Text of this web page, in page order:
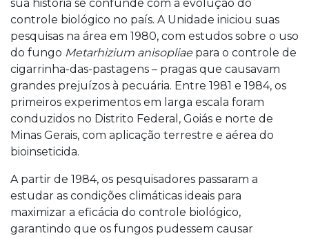
sua história se confunde com a evolução do
controle biológico no país. A Unidade iniciou suas
pesquisas na área em 1980, com estudos sobre o uso
do fungo Metarhizium anisopliaepara o controle de
cigarrinha-das-pastagens – pragas que causavam
grandes prejuízos à pecuária. Entre 1981 e 1984, os
primeiros experimentos em larga escala foram
conduzidos no Distrito Federal, Goiás e norte de
Minas Gerais, com aplicação terrestre e aérea do
bioinseticida.
A partir de 1984, os pesquisadores passaram a
estudar as condições climáticas ideais para
maximizar a eficácia do controle biológico,
garantindo que os fungos pudessem causar